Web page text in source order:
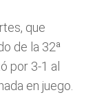
que
de la 32ª
por 3-1 al
en juego.